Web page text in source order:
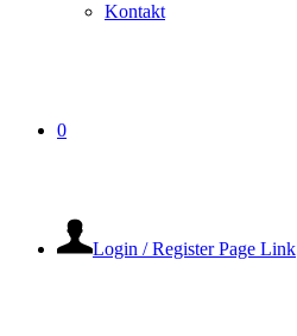
Kontakt
0
Login / Register Page Link